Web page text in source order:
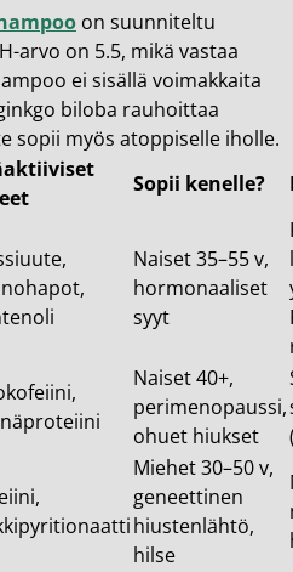
on suunniteltu
arvo on 5.5, mikä vastaa
ei sisällä voimakkaita
biloba rauhoittaa
sopii myös atoppiselle iholle.
Sopii kenelle?
Naiset 35–55 v,
hormonaaliset
syyt
Naiset 40+,
perimenopaussi,
ohuet hiukset
Miehet 30–50 v,
geneettinen
hiustenlähtö,
hilse